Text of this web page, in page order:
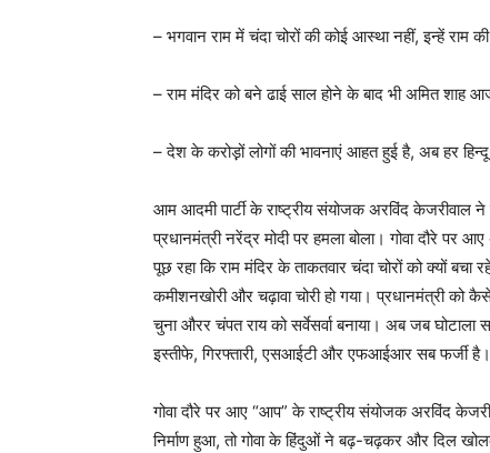
– भगवान राम में चंदा चोरों की कोई आस्था नहीं, इन्हें
– राम मंदिर को बने ढाई साल होने के बाद भी अमित
– देश के करोड़़ों लोगों की भावनाएं आहत हुई है, अब हर
आम आदमी पार्टी के राष्ट्रीय संयोजक अरविंद केजरीवाल
प्रधानमंत्री नरेंद्र मोदी पर हमला बोला। गोवा दौरे पर
पूछ रहा कि राम मंदिर के ताकतवार चंदा चोरों को क्यों बचा
कमीशनखोरी और चढ़ावा चोरी हो गया। प्रधानमंत्री को
चुना औरर चंपत राय को सर्वेसर्वा बनाया। अब जब
इस्तीफे, गिरफ्तारी, एसआईटी और एफआईआर सब फर्जी है।
गोवा दौरे पर आए “आप” के राष्ट्रीय संयोजक अरविंद
निर्माण हुआ, तो गोवा के हिंदुओं ने बढ़-चढ़कर और दिल